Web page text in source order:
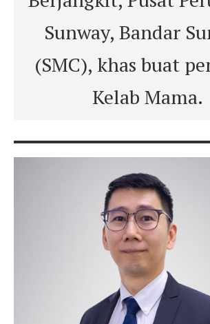
Sunway, Bandar
(SMC), khas buat
Kelab Mama.